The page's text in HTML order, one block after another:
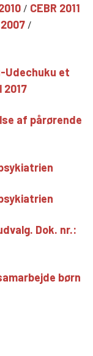
/ CEBR 2011
/
Udechuku et
2017
af pårørende
Dok. nr.:
børn